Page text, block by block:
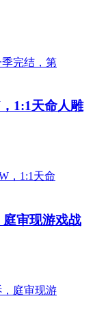
1:1天命人雕
审现游戏战